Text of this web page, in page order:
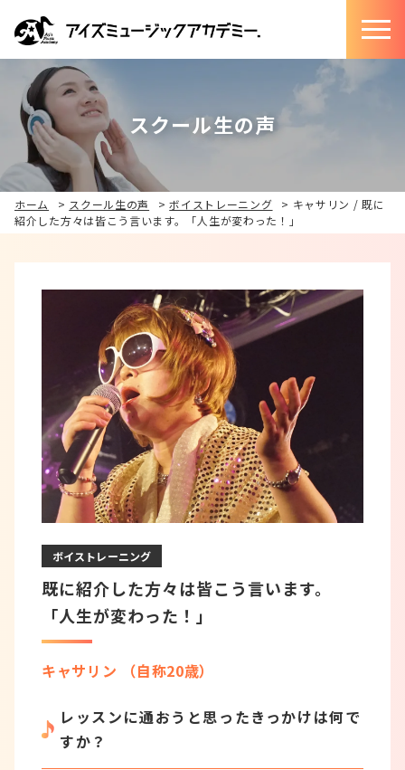
スクール生の声
ホーム > スクール生の声 >ボイストレーニング > キャサリン / 既に
紹介した方々は皆こう言います。「人生が変わった！」
ボイストレーニング
既に紹介した方々は皆こう言います。
「人生が変わった！」
キャサリン （自称20歳）
レッスンに通おうと思ったきっかけは何で
すか？